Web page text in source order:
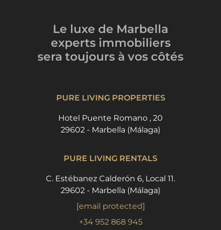
Le luxe de Marbella
experts immobiliers
sera toujours à vos côtés
PURE LIVING PROPERTIES
Hotel Puente Romano , 20
29602 - Marbella (Málaga)
PURE LIVING RENTALS
C. Estébanez Calderón 6, Local 11.
29602 - Marbella (Málaga)
[email protected]
+34 952 868 945